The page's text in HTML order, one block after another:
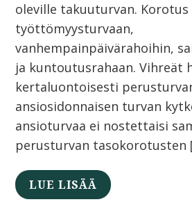
oleville takuuturvan.
työttömyysturvaan,
vanhempainpäivärahoihin,
ja kuntoutusrahaan. Vihreät
kertaluontoisesti
ansiosidonnaisen turvan
ansioturvaa ei nostettaisi
perusturvan tasokorotusten
LUE LISÄÄ